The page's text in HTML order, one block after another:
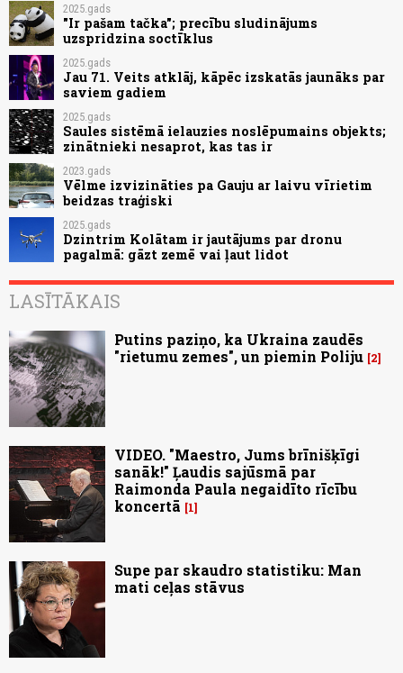
2025.gads
"Ir pašam tačka"; precību sludinājums
uzspridzina soctīklus
2025.gads
Jau 71. Veits atklāj, kāpēc izskatās jaunāks par
saviem gadiem
2025.gads
Saules sistēmā ielauzies noslēpumains objekts;
zinātnieki nesaprot, kas tas ir
2023.gads
Vēlme izvizināties pa Gauju ar laivu vīrietim
beidzas traģiski
2025.gads
Dzintrim Kolātam ir jautājums par dronu
pagalmā: gāzt zemē vai ļaut lidot
LASĪTĀKAIS
Putins paziņo, ka Ukraina zaudēs
"rietumu zemes", un piemin Poliju 2
VIDEO. "Maestro, Jums brīnišķīgi
sanāk!" Ļaudis sajūsmā par
Raimonda Paula negaidīto rīcību
koncertā
1
Supe par skaudro statistiku: Man
mati ceļas stāvus